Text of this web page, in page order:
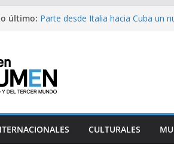
último: Parte desde Italia hacia Cuba un
Fidel y la causa palestina
Inauguran exposición colectiva
CULTURALES